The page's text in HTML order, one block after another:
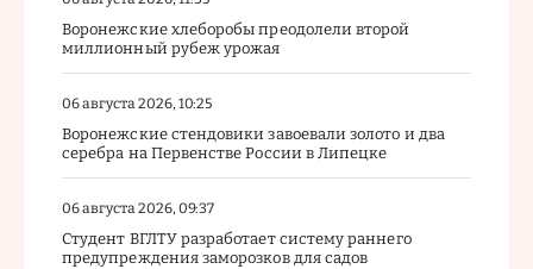
Воронежские хлеборобы преодолели второй
миллионный рубеж урожая
06 августа 2026, 10:25
Воронежские стендовики завоевали золото и два
серебра на Первенстве России в Липецке
06 августа 2026, 09:37
Студент ВГЛТУ разработает систему раннего
предупреждения заморозков для садов